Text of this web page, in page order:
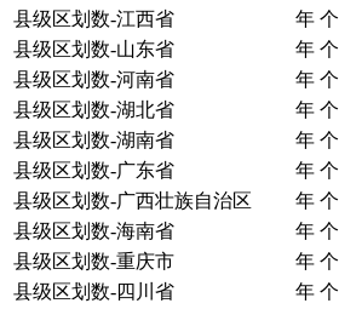
县级区划数-江西省
年 个
县级区划数-山东省
年 个
县级区划数-河南省
年 个
县级区划数-湖北省
年 个
县级区划数-湖南省
年 个
县级区划数-广东省
年 个
县级区划数-广西壮族自治区
年 个
县级区划数-海南省
年 个
县级区划数-重庆市
年 个
县级区划数-四川省
年 个